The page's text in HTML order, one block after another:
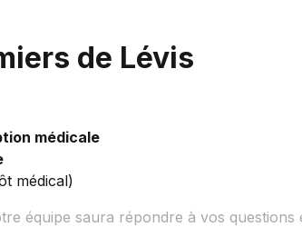
de Lévis
médicale
médical)
équipe saura répondre à vos questions